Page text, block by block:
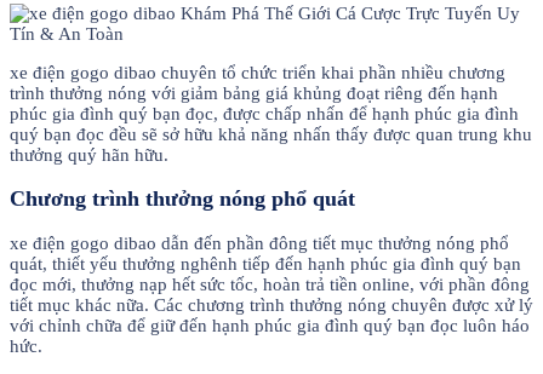
xe điện gogo dibao chuyên tổ chức triển khai phần nhiều chương
trình thưởng nóng với giảm bảng giá khủng đoạt riêng đến hạnh
phúc gia đình quý bạn đọc, được chấp nhấn để hạnh phúc gia đình
quý bạn đọc đều sẽ sở hữu khả năng nhấn thấy được quan trung khu
thưởng quý hãn hữu.
Chương trình thưởng nóng phổ quát
xe điện gogo dibao dẫn đến phần đông tiết mục thưởng nóng phổ
quát, thiết yếu thưởng nghênh tiếp đến hạnh phúc gia đình quý bạn
đọc mới, thưởng nạp hết sức tốc, hoàn trả tiền online, với phần đông
tiết mục khác nữa. Các chương trình thưởng nóng chuyên được xử lý
với chỉnh chữa để giữ đến hạnh phúc gia đình quý bạn đọc luôn háo
hức.